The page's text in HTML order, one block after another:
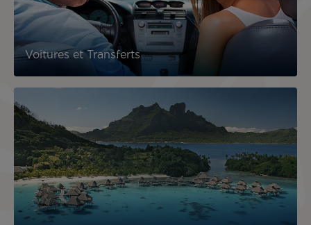
Voitures et Transferts